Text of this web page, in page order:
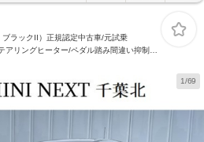
ラックII）正規認定中古車/元試乗
リングヒーター/ペダル踏み間違い抑制機
1/69